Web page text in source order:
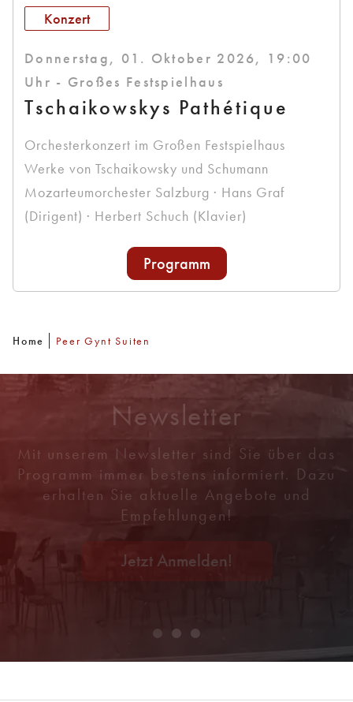
Konzert
Donnerstag, 01. Oktober 2026, 19:00
Uhr - Großes Festspielhaus
Tschaikowskys Pathétique
Orchesterkonzert im Großen Festspielhaus
Werke von Tschaikowsky und Schumann
Mozarteumorchester Salzburg · Hans Graf
(Dirigent) · Herbert Schuch (Klavier)
Programm
Home Peer Gynt Suiten
Newsletter
Mit unserem Newsletter sind Sie über das
Programm immer bestens informiert. Dazu
erhalten Sie aktuelle Angebote und
Empfehlungen!
Jetzt Anmelden!